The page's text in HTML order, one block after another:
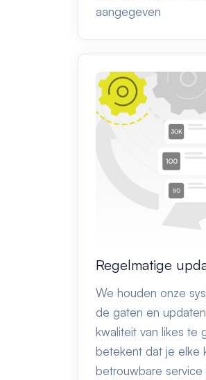
aangegeven
Regelmatige
We houden onze
de gaten en
kwaliteit van likes te
betekent dat je elke
betrouwbare